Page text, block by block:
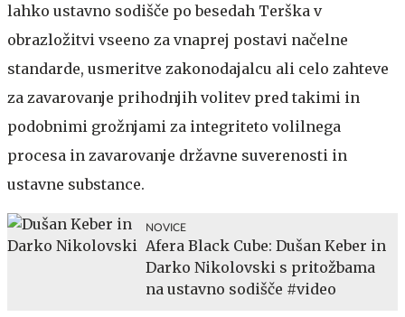
lahko ustavno sodišče po besedah Terška v
obrazložitvi vseeno za vnaprej postavi načelne
standarde, usmeritve zakonodajalcu ali celo zahteve
za zavarovanje prihodnjih volitev pred takimi in
podobnimi grožnjami za integriteto volilnega
procesa in zavarovanje državne suverenosti in
ustavne substance.
NOVICE
Afera Black Cube: Dušan Keber in
Darko Nikolovski s pritožbama
na ustavno sodišče #video